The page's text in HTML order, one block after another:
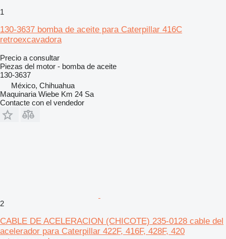
1
130-3637 bomba de aceite para Caterpillar 416C
retroexcavadora
Precio a consultar
Piezas del motor - bomba de aceite
130-3637
México, Chihuahua
Maquinaria Wiebe Km 24 Sa
Contacte con el vendedor
2
CABLE DE ACELERACION (CHICOTE) 235-0128 cable del
acelerador para Caterpillar 422F, 416F, 428F, 420